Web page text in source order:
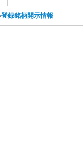
登録銘柄開示情報